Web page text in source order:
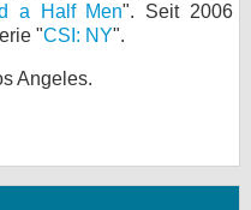
a Half Men". Seit 2006
"CSI: NY".
Angeles.
Ansicht